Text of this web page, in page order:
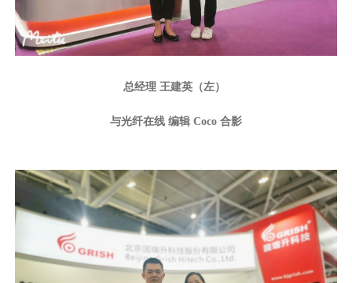
总经理 王建英（左）
与光纤在线 编辑 Coco 合影